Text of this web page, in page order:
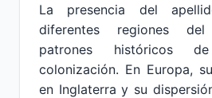
La presencia del
diferentes regiones
patrones históricos
colonización. En Europa,
en Inglaterra y su